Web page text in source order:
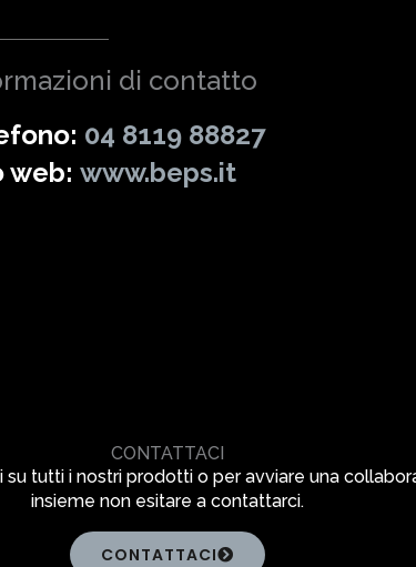
di contatto
04 8119 88827
web: www.beps.it
CONTATTACI
su tutti i nostri prodotti o per avviare una
insieme non esitare a contattarci.
CONTATTACI